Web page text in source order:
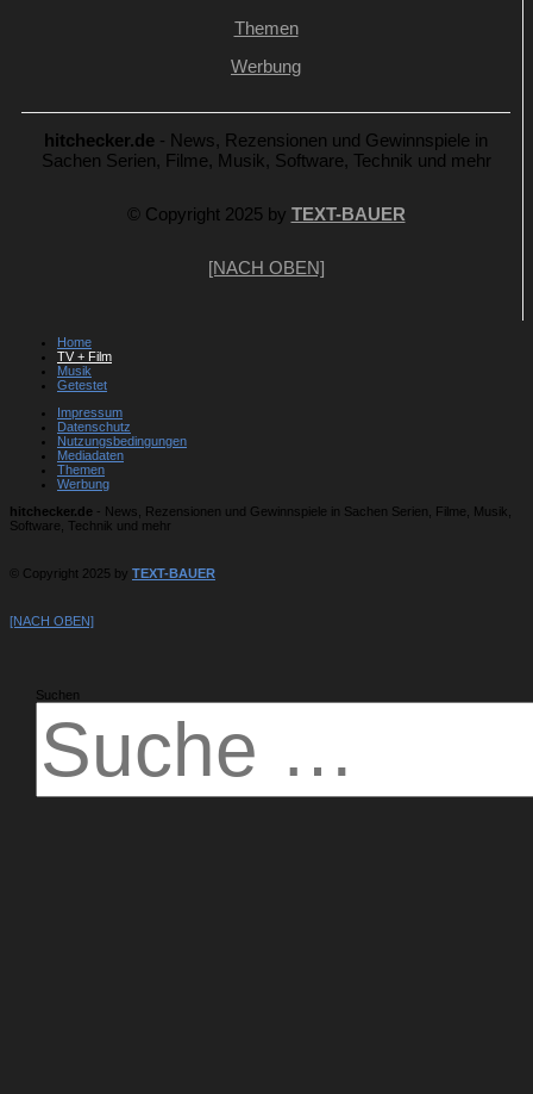
Themen
Werbung
hitchecker.de - News, Rezensionen und Gewinnspiele in
Sachen Serien, Filme, Musik, Software, Technik und mehr
© Copyright 2025 by TEXT-BAUER
[NACH OBEN]
Home
TV + Film
Musik
Getestet
Impressum
Datenschutz
Nutzungsbedingungen
Mediadaten
Themen
Werbung
hitchecker.de - News, Rezensionen und Gewinnspiele in Sachen Serien, Filme, Musik,
Software, Technik und mehr
© Copyright 2025 by TEXT-BAUER
[NACH OBEN]
Suchen